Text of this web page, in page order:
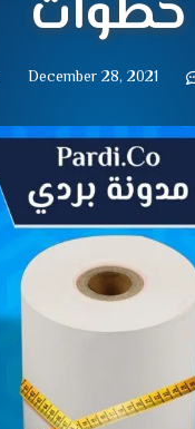
خطوات
December 28, 2021